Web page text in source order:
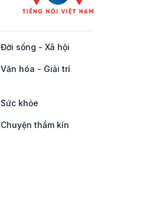
Đời sống - Xã hội
Văn hóa - Giải trí
Sức khỏe
Chuyện thầm kín